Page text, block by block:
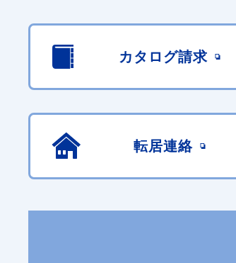
カタログ請求
転居連絡